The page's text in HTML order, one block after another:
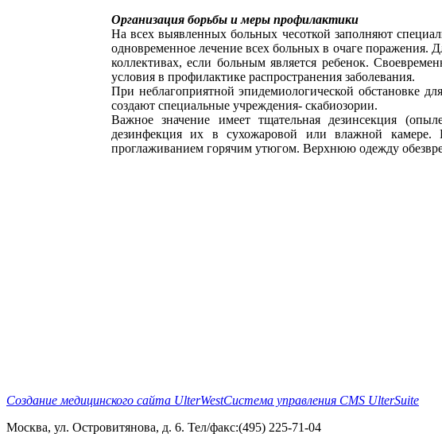
Организация борьбы и меры профилактики
На всех выявленных больных чесоткой заполняют
одновременное лечение всех больных в очаге поражения.
коллективах, если больным является ребенок.
условия в профилактике распространения заболевания.
При неблагоприятной эпидемиологической обстановке
создают специальные учреждения- скабиозории.
Важное значение имеет тщательная дезинсекция
дезинфекция их в сухожаровой или влажной
проглаживанием горячим утюгом. Верхнюю одежду
Создание медицинского сайта UlterWestСистема управления CMS UlterSuite
Москва, ул. Островитянова, д. 6. Тел/факс:(495) 225-71-04